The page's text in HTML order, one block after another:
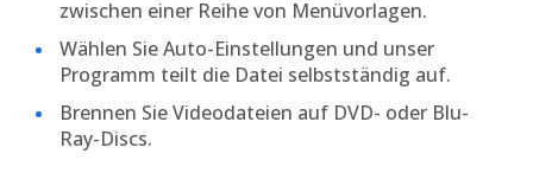
zwischen einer Reihe von Menüvorlagen.
Wählen Sie Auto-Einstellungen und unser
Programm teilt die Datei selbstständig auf.
Brennen Sie Videodateien auf DVD- oder Blu-
Ray-Discs.